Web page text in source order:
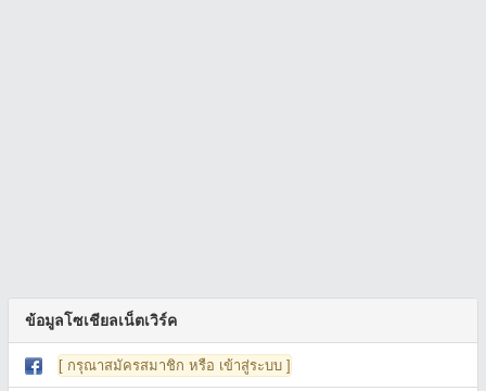
ข้อมูลโซเชียลเน็ตเวิร์ค
[ กรุณาสมัครสมาชิก หรือ เข้าสู่ระบบ ]